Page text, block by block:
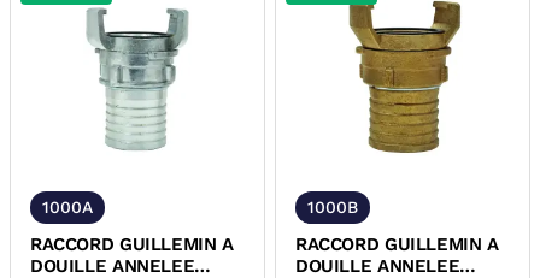
1000A
RACCORD GUILLEMIN A
DOUILLE ANNELEE
1000B
RACCORD GUILLEMIN A
DOUILLE ANNELEE